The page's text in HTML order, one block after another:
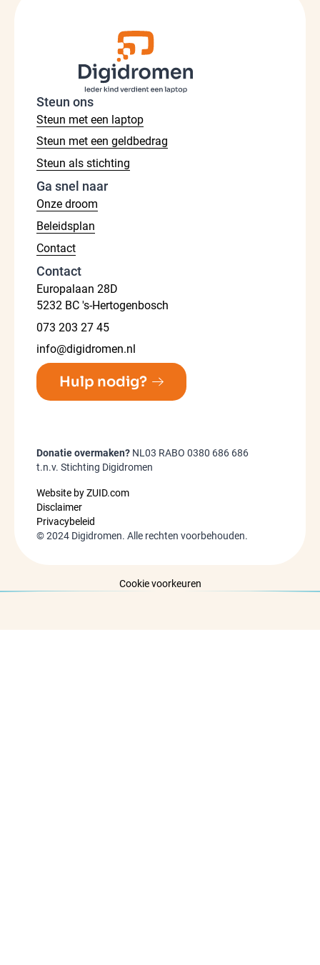
Steun ons
Steun met een laptop
Steun met een geldbedrag
Steun als stichting
Ga snel naar
Onze droom
Beleidsplan
Contact
Contact
Europalaan 28D
5232 BC 's-Hertogenbosch
073 203 27 45
info@digidromen.nl
Hulp nodig?
Donatie overmaken? NL03 RABO 0380 686 686
t.n.v. Stichting Digidromen
Website by ZUID.com
Disclaimer
Privacybeleid
©2024 Digidromen. Alle rechten voorbehouden.
Cookie voorkeuren